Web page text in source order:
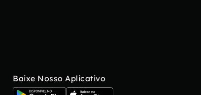
Baixe Nosso Aplicativo